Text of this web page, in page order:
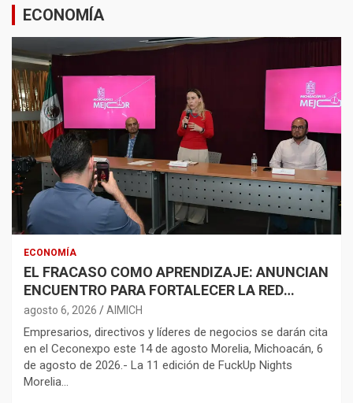
ECONOMÍA
ECONOMÍA
EL FRACASO COMO APRENDIZAJE: ANUNCIAN
ENCUENTRO PARA FORTALECER LA RED
EMPRENDEDORA
agosto 6, 2026 AIMICH
Empresarios, directivos y líderes de negocios se darán cita
en el Ceconexpo este 14 de agosto Morelia, Michoacán, 6
de agosto de 2026.- La 11 edición de FuckUp Nights
Morelia…